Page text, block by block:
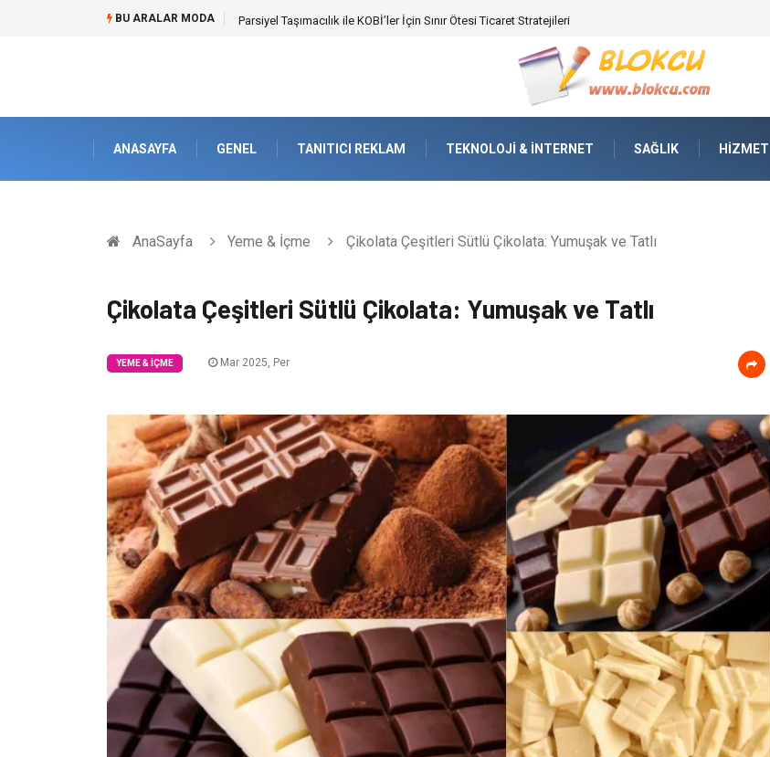
BU ARALAR MODA Br544 ile Lastik ve Plastik Modifikasyonunda Yüksek Performans
ANASAYFA GENEL TANITICI REKLAM TEKNOLOJI & İNTERNET SAĞLIK HIZMET
AnaSayfa Yeme & İçme Çikolata Çeşitleri Sütlü Çikolata: Yumuşak ve Tatlı
Çikolata Çeşitleri Sütlü Çikolata: Yumuşak ve Tatlı
YEME & İÇME Mar 2025, Per